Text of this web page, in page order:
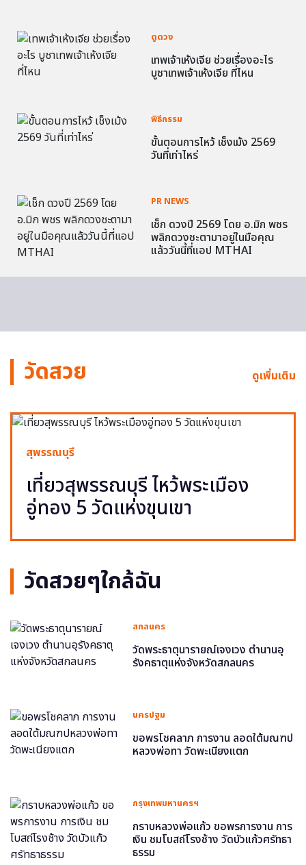
ดูดวง
เทพเจ้าเห้งเจีย ช่วยเรื่องอะไร
บูชาเทพเจ้าเห้งเจีย ที่ไหน
พิธีกรรม
ขั้นตอนการไหว้ เช็งเม้ง 2569
วันที่เท่าไหร่
PR NEWS
เช็ก ดวงปี 2569 โดย อ.มิก พชร
พลิกดวงชะตามาอยู่ในมือคุณ
แล้ววันนี้ที่แอป MTHAI
วัดสวย ดูเพิ่มเติม
สุพรรณบุรี
เที่ยวสุพรรณบุรี ไหว้พระเมือง
อู่ทอง 5 วัดแห่งขุนเขา
วัดสวยๆใกล้ฉัน
สกลนคร
วัดพระธาตุนารายณ์เจงเวง ตำนานอุ
รังคธาตุแห่งจังหวัดสกลนคร
นครปฐม
ขอพรโชคลาภ การงาน ลอดใต้มณฑป
หลวงพ่อทา วัดพะเนียงแตก
กรุงเทพมหานครฯ
กราบหลวงพ่อแก้ว ขอพรการงาน การ
เงิน ชมโบสถ์โรงช้าง วัดบัวแก้วศรัทธา
ธรรม